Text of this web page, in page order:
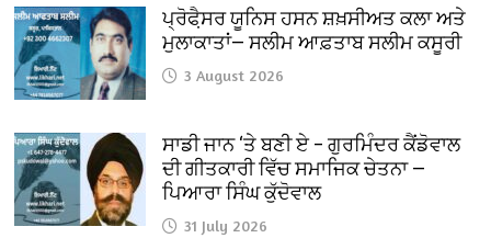
ਪ੍ਰੋਫੈ਼ਸਰ ਯੂਨਿਸ ਹਸਨ ਸ਼ਖ਼ਸੀਅਤ ਕਲਾ ਅਤੇ
ਮੁਲਾਕਾਤਾਂ— ਸਲੀਮ ਆਫ਼ਤਾਬ ਸਲੀਮ ਕਸੂਰੀ
3 August 2026
ਸਾਡੀ ਜਾਨ ‘ਤੇ ਬਣੀ ਏ – ਗੁਰਮਿੰਦਰ ਕੈਂਡੋਵਾਲ
ਦੀ ਗੀਤਕਾਰੀ ਵਿੱਚ ਸਮਾਜਿਕ ਚੇਤਨਾ —
ਪਿਆਰਾ ਸਿੰਘ ਕੁੱਦੋਵਾਲ
31 July 2026